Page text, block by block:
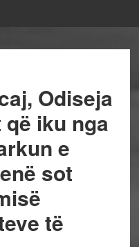
Odiseja
iku nga
e
sot
të